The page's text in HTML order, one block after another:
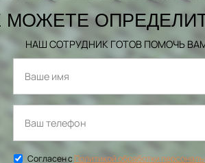
МОЖЕТЕ
НАШ СОТРУДНИК ГОТОВ ПОМОЧЬ
Согласен сПолитикой обработки